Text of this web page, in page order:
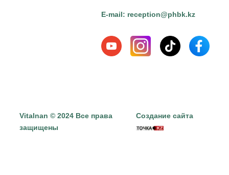
E-mail: reception@phbk.kz
Vitalnan © 2024 Все права
защищены
Создание сайта